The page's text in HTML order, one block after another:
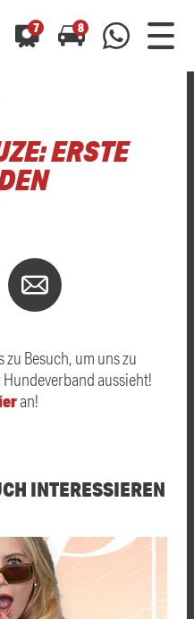
7 8
Verkehrsbehinderung
unter
Verkehrsbehinderung
unter
ERSTE
Besuch, um uns zu
aussieht!
an!
INTERESSIEREN